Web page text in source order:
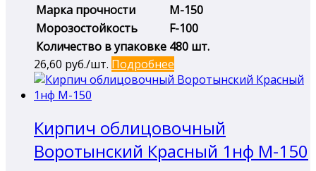
Марка прочности
М-150
Морозостойкость
F-100
Количество в упаковке 480 шт.
26,60 руб./шт. Подробнее
Кирпич облицовочный
Воротынский Красный 1нф М-150